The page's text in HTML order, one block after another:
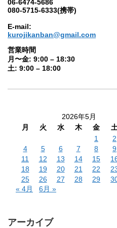
06-6474-5686
080-5715-6333(携帯)
E-mail:
kurojikanban@gmail.com
営業時間
月〜金: 9:00 – 18:30
土: 9:00 – 18:00
2026年5月
月
火 水 木 金 土
1
2
4
5 6 7 8 9
11
12 13 14 15
18
19 20 21 22
25
26 27 28 29
« 4月
6月 »
アーカイブ